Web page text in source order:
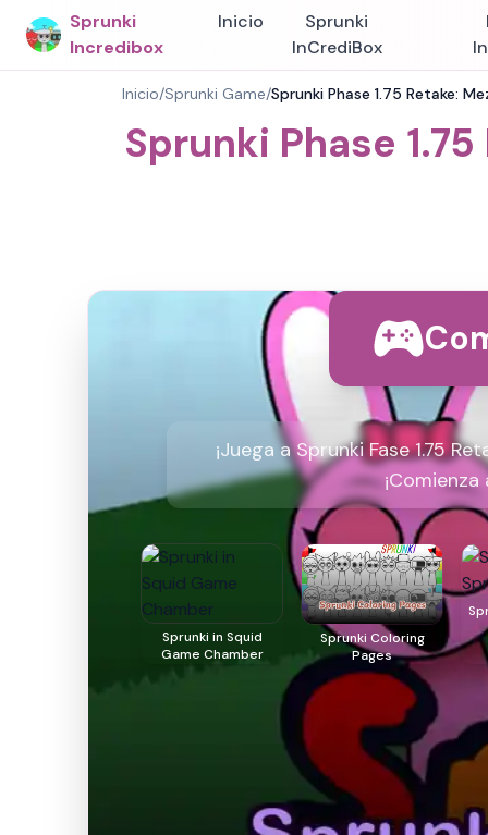
Sprunki
Incredibox
Inicio
Sprunki
InCrediBox
Inicio/Sprunki Game/Sprunki Phase 1.75 Retake:
Sprunki Phase
¡Juega a Sprunki Fase 1.75
Sprunki in Squid
Game Chamber
Sprunki Coloring
Pages